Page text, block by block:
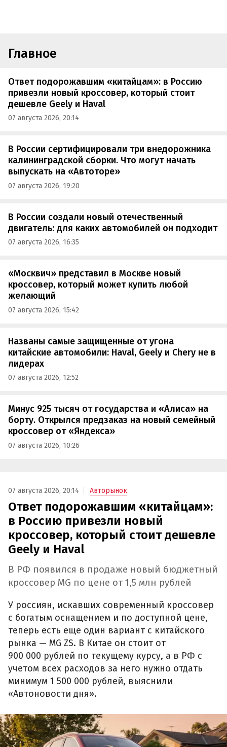
Главное
Ответ подорожавшим «китайцам»: в Россию
привезли новый кроссовер, который стоит
дешевле Geely и Haval
07 августа 2026, 20:14
В России сертифицировали три внедорожника
калининградской сборки. Что могут начать
выпускать на «Автоторе»
07 августа 2026, 19:20
В России создали новый отечественный
двигатель: для каких автомобилей он подходит
07 августа 2026, 16:35
«Москвич» представил в Москве новый
кроссовер, который может купить любой
желающий
07 августа 2026, 15:42
Названы самые защищенные от угона
китайские автомобили: Haval, Geely и Chery не в
лидерах
07 августа 2026, 12:52
Минус 925 тысяч от государства и «Алиса» на
борту. Открылся предзаказ на новый семейный
кроссовер от «Яндекса»
07 августа 2026, 10:26
07 августа 2026, 20:14 Авторынок
Ответ подорожавшим «китайцам»:
в Россию привезли новый
кроссовер, который стоит дешевле
Geely и Haval
В РФ появился в продаже новый бюджетный
кроссовер MG по цене от 1,5 млн рублей
У россиян, искавших современный кроссовер
с богатым оснащением и по доступной цене,
теперь есть еще один вариант с китайского
рынка — MG ZS. В Китае он стоит от
900 000 рублей по текущему курсу, а в РФ с
учетом всех расходов за него нужно отдать
минимум 1 500 000 рублей, выяснили
«Автоновости дня».